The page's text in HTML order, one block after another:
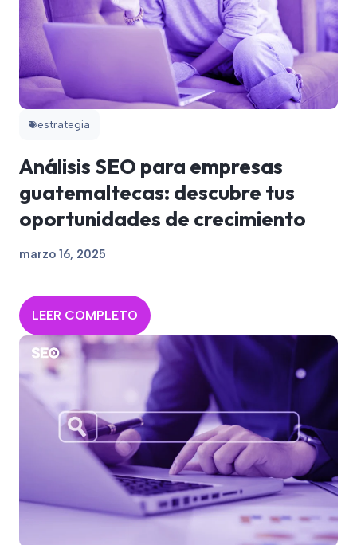
estrategia
Análisis SEO para empresas
guatemaltecas: descubre tus
oportunidades de crecimiento
marzo 16, 2025
LEER COMPLETO